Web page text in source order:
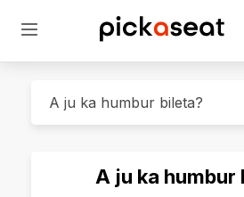
A ju ka humbur